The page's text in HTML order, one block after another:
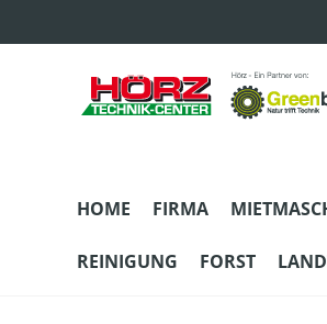
HOME FIRMA
REINIGUNG FORST